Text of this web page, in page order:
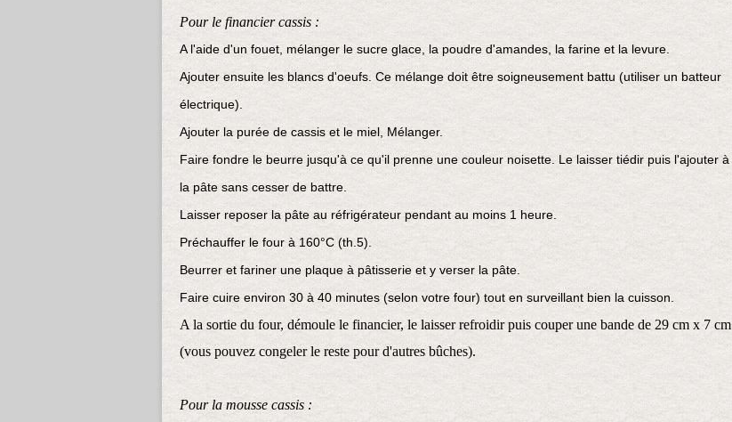
Pour le financier cassis :
A l'aide d'un fouet, mélanger le sucre glace, la poudre d'amandes, la farine et la levure.
Ajouter ensuite les blancs d'oeufs. Ce mélange doit être soigneusement battu (utiliser un batteur
électrique).
Ajouter la purée de cassis et le miel, Mélanger.
Faire fondre le beurre jusqu'à ce qu'il prenne une couleur noisette. Le laisser tiédir puis l'ajouter à
la pâte sans cesser de battre.
Laisser reposer la pâte au réfrigérateur pendant au moins 1 heure.
Préchauffer le four à 160°C (th.5).
Beurrer et fariner une plaque à pâtisserie et y verser la pâte.
Faire cuire environ 30 à 40 minutes (selon votre four) tout en surveillant bien la cuisson.
A la sortie du four, démoule le financier, le laisser refroidir puis couper une bande de 29 cm x 7 cm
(vous pouvez congeler le reste pour d'autres bûches).
Pour la mousse cassis :